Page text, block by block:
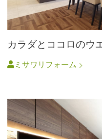
カラダとココロのウ
ミサワリフォーム